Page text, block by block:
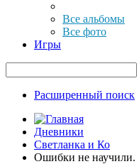
Все альбомы
Все фото
Игры
Расширенный поиск
Дневники
Светланка и Ко
Ошибки не научили.